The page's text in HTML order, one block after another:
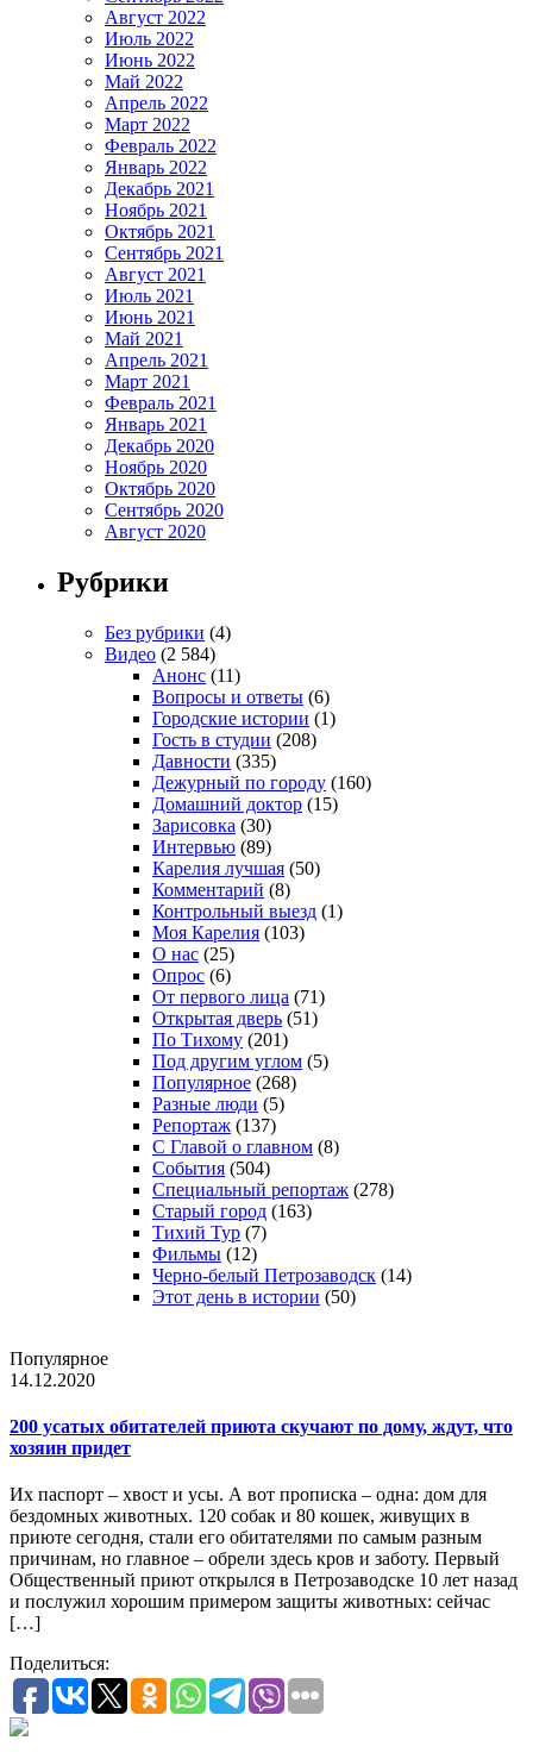
Август 2022
Июль 2022
Июнь 2022
Май 2022
Апрель 2022
Март 2022
Февраль 2022
Январь 2022
Декабрь 2021
Ноябрь 2021
Октябрь 2021
Сентябрь 2021
Август 2021
Июль 2021
Июнь 2021
Май 2021
Апрель 2021
Март 2021
Февраль 2021
Январь 2021
Декабрь 2020
Ноябрь 2020
Октябрь 2020
Сентябрь 2020
Август 2020
Рубрики
Без рубрики (4)
Видео (2 584)
Анонс (11)
Вопросы и ответы (6)
Городские истории (1)
Гость в студии (208)
Давности (335)
Дежурный по городу (160)
Домашний доктор (15)
Зарисовка (30)
Интервью (89)
Карелия лучшая (50)
Комментарий (8)
Контрольный выезд (1)
Моя Карелия (103)
О нас (25)
Опрос (6)
От первого лица (71)
Открытая дверь (51)
По Тихому (201)
Под другим углом (5)
Популярное (268)
Разные люди (5)
Репортаж (137)
С Главой о главном (8)
События (504)
Специальный репортаж (278)
Старый город (163)
Тихий Тур (7)
Фильмы (12)
Черно-белый Петрозаводск (14)
Этот день в истории (50)
Популярное
14.12.2020
200 усатых обитателей приюта скучают по дому, ждут, что
хозяин придет
Их паспорт – хвост и усы. А вот прописка – одна: дом для
бездомных животных. 120 собак и 80 кошек, живущих в
приюте сегодня, стали его обитателями по самым разным
причинам, но главное – обрели здесь кров и заботу. Первый
Общественный приют открылся в Петрозаводске 10 лет назад
и послужил хорошим примером защиты животных: сейчас
[…]
Поделиться: